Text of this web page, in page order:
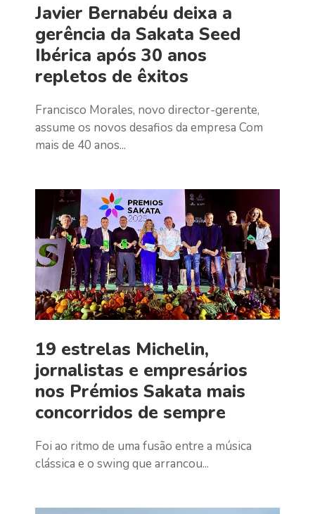
Javier Bernabéu deixa a
gerência da Sakata Seed
Ibérica após 30 anos
repletos de êxitos
Francisco Morales, novo director-gerente,
assume os novos desafios da empresa Com
mais de 40 anos...
19 estrelas Michelin,
jornalistas e empresários
nos Prémios Sakata mais
concorridos de sempre
Foi ao ritmo de uma fusão entre a música
clássica e o swing que arrancou...